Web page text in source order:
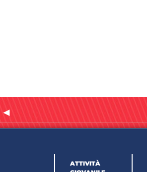
◄
ATTIVITÀ